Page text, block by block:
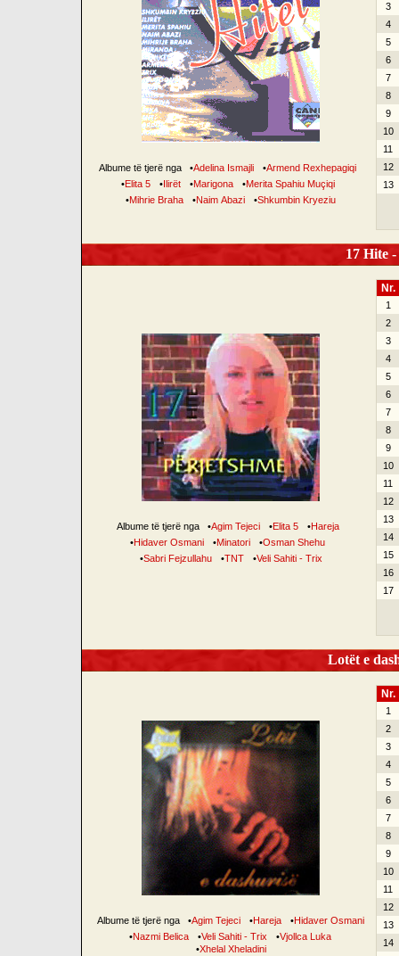
Albume të tjerë nga •Adelina Ismajli •Armend Rexhepagiqi
•Elita 5 •Ilirët •Marigona •Merita Spahiu Muçiqi
•Mihrie Braha •Naim Abazi •Shkumbin Kryeziu
3
4
5
6
7
8
9
10
11
12
13
17 Hite
Albume të tjerë nga •Agim Tejeci •Elita 5 •Hareja
•Hidaver Osmani •Minatori •Osman Shehu
•Sabri Fejzullahu •TNT •Veli Sahiti - Trix
Nr.
1
2
3
4
5
6
7
8
9
10
11
12
13
14
15
16
17
Lotët e
Albume të tjerë nga •Agim Tejeci •Hareja •Hidaver Osmani
•Nazmi Belica •Veli Sahiti - Trix •Vjollca Luka
•Xhelal Xheladini
Nr.
1
2
3
4
5
6
7
8
9
10
11
12
13
14